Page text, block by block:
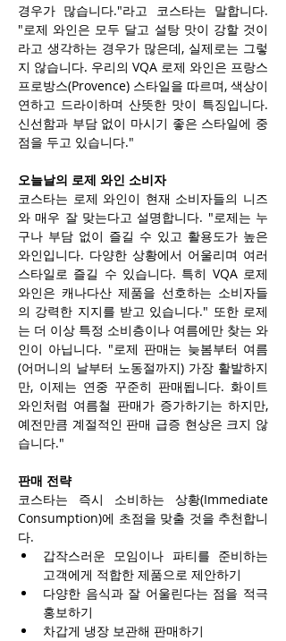
경우가 많습니다."라고 코스타는 말합니다.
"로제 와인은 모두 달고 설탕 맛이 강할 것이
라고 생각하는 경우가 많은데, 실제로는 그렇
지 않습니다. 우리의 VQA 로제 와인은 프랑스
프로방스(Provence) 스타일을 따르며, 색상이
연하고 드라이하며 산뜻한 맛이 특징입니다.
신선함과 부담 없이 마시기 좋은 스타일에 중
점을 두고 있습니다."
오늘날의 로제 와인 소비자
코스타는 로제 와인이 현재 소비자들의 니즈
와 매우 잘 맞는다고 설명합니다. "로제는 누
구나 부담 없이 즐길 수 있고 활용도가 높은
와인입니다. 다양한 상황에서 어울리며 여러
스타일로 즐길 수 있습니다. 특히 VQA 로제
와인은 캐나다산 제품을 선호하는 소비자들
의 강력한 지지를 받고 있습니다." 또한 로제
는 더 이상 특정 소비층이나 여름에만 찾는 와
인이 아닙니다. "로제 판매는 늦봄부터 여름
(어머니의 날부터 노동절까지) 가장 활발하지
만, 이제는 연중 꾸준히 판매됩니다. 화이트
와인처럼 여름철 판매가 증가하기는 하지만,
예전만큼 계절적인 판매 급증 현상은 크지 않
습니다."
판매 전략
코스타는 즉시 소비하는 상황(Immediate
Consumption)에 초점을 맞출 것을 추천합니
다.
갑작스러운 모임이나 파티를 준비하는
고객에게 적합한 제품으로 제안하기
다양한 음식과 잘 어울린다는 점을 적극
홍보하기
차갑게 냉장 보관해 판매하기